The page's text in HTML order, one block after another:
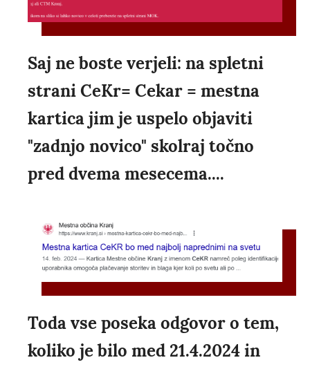
Saj ne boste verjeli: na spletni
strani CeKr= Cekar = mestna
kartica jim je uspelo objaviti
"zadnjo novico" skolraj točno
pred dvema mesecema....
Toda vse poseka odgovor o tem,
koliko je bilo med 21.4.2024 in